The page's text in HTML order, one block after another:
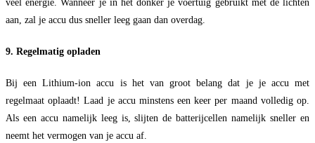
aan, zal je accu dus sneller leeg gaan dan overdag.
9. Regelmatig opladen
Bij een Lithium-ion accu is het van groot belang dat je je accu met
regelmaat oplaadt! Laad je accu minstens een keer per maand volledig op.
Als een accu namelijk leeg is, slijten de batterijcellen namelijk sneller en
neemt het vermogen van je accu af.